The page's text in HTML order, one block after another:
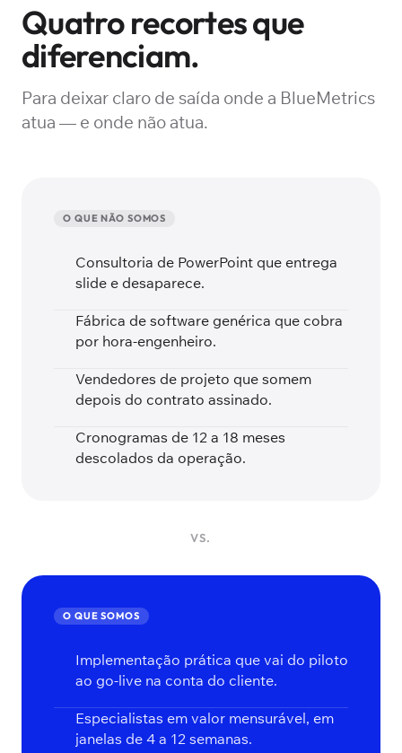
Quatro recortes que
diferenciam.
Para deixar claro de saída onde a BlueMetrics
atua — e onde não atua.
O QUE NÃO SOMOS
Consultoria de PowerPoint que entrega
slide e desaparece.
Fábrica de software genérica que cobra
por hora-engenheiro.
Vendedores de projeto que somem
depois do contrato assinado.
Cronogramas de 12 a 18 meses
descolados da operação.
VS.
O QUE SOMOS
Implementação prática que vai do piloto
ao go-live na conta do cliente.
Especialistas em valor mensurável, em
janelas de 4 a 12 semanas.